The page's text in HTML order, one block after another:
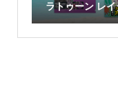
ラトゥーン レ